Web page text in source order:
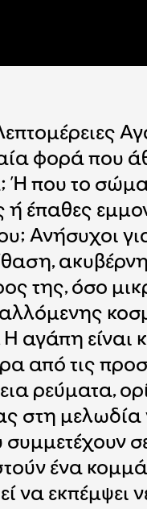
φορά που
Ή που το
έπαθες
Ανήσυχοι
της, όσο
αγάπη είναι
από τις
ρεύματα,
στη μελωδία
συμμετέχουν
ένα
να εκπέμψει